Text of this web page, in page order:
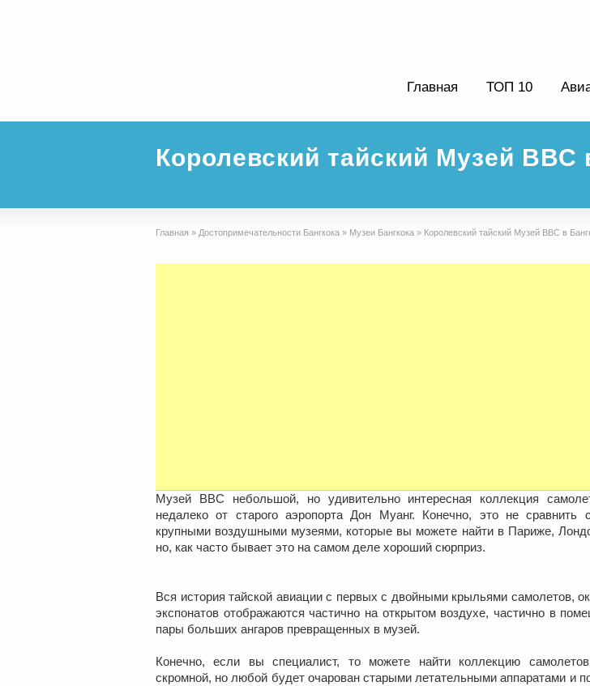
Главная ТОП 10
Королевский тайский Музей ВВС
Главная » Достопримечательности Бангкока » Музеи Бангкока » Королевский тайский Музей ВВС в
Музей ВВС небольшой, но удивительно интересная коллекция
недалеко от старого аэропорта Дон Муанг. Конечно, это не сравнить
крупными воздушными музеями, которые вы можете найти в Париже,
но, как часто бывает это на самом деле хороший сюрприз.
Вся история тайской авиации с первых с двойными крыльями самолетов,
экспонатов отображаются частично на открытом воздухе, частично в
пары больших ангаров превращенных в музей.
Конечно, если вы специалист, то можете найти коллекцию
скромной, но любой будет очарован старыми летательными аппаратами и